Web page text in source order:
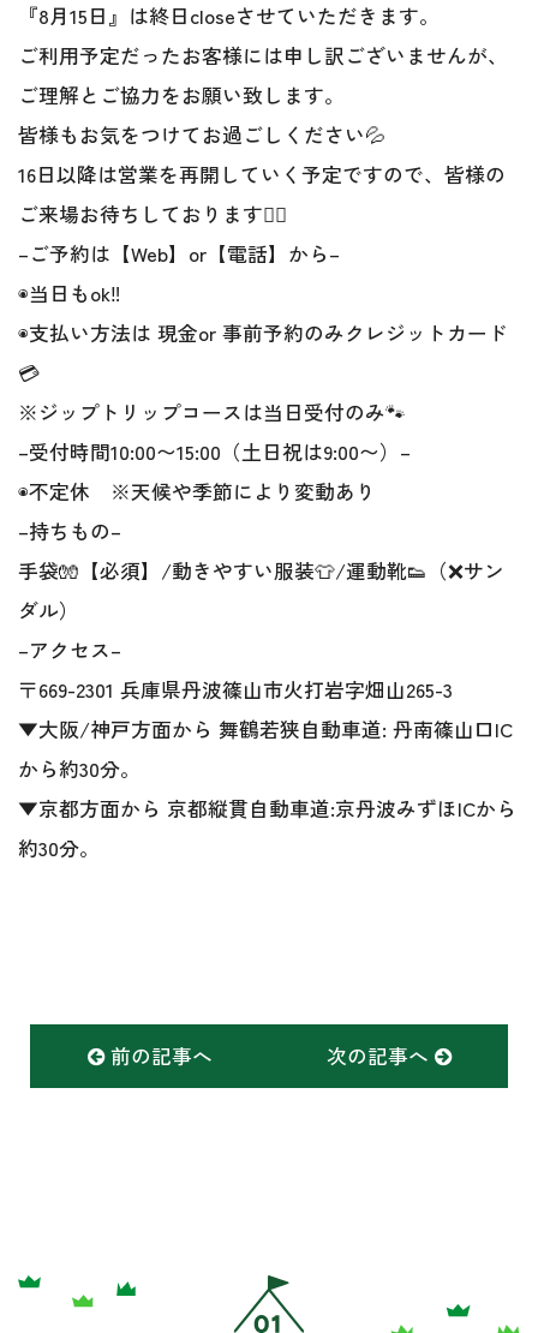
『8月15日』は終日closeさせていただきます。
ご利用予定だったお客様には申し訳ございませんが、
ご理解とご協力をお願い致します。
皆様もお気をつけてお過ごしください💦
16日以降は営業を再開していく予定ですので、皆様の
ご来場お待ちしております🙇‍♀️
–ご予約は【Web】or【電話】から–
◉当日もok‼︎
◉支払い方法は 現金or 事前予約のみクレジットカード
💳
※ジップトリップコースは当日受付のみ🐾
–受付時間10:00〜15:00（土日祝は9:00〜）–
◉不定休 ※天候や季節により変動あり
–持ちもの–
手袋🧤【必須】/動きやすい服装👕/運動靴👟（❌サン
ダル）
–アクセス–
〒669-2301 兵庫県丹波篠山市火打岩字畑山265-3
▼大阪/神戸方面から 舞鶴若狭自動車道: 丹南篠山口IC
から約30分。
▼京都方面から 京都縦貫自動車道:京丹波みずほICから
約30分。
前の記事へ 次の記事へ